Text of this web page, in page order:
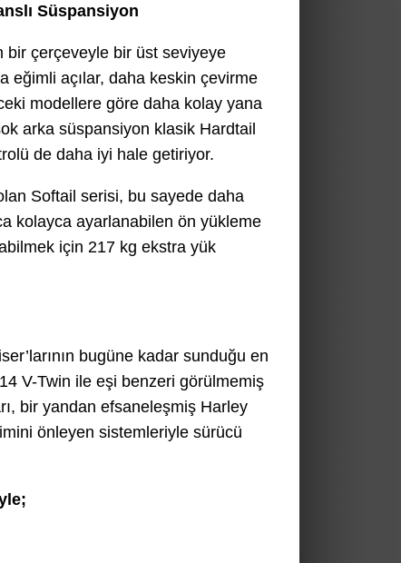
Süspansiyon
bir çerçeveyle bir üst seviyeye
eğimli açılar, daha keskin çevirme
modellere göre daha kolay yana
arka süspansiyon klasik Hardtail
de daha iyi hale getiriyor.
Softail serisi, bu sayede daha
kolayca ayarlanabilen ön yükleme
için 217 kg ekstra yük
bugüne kadar sunduğu en
V-Twin ile eşi benzeri görülmemiş
bir yandan efsaneleşmiş Harley
önleyen sistemleriyle sürücü